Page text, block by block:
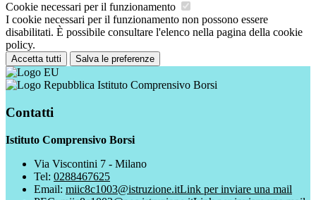
Cookie necessari per il funzionamento
I cookie necessari per il funzionamento non possono essere
disabilitati. È possibile consultare l'elenco nella pagina della cookie
policy.
Accetta tutti Salva le preferenze
Istituto Comprensivo Borsi
Contatti
Istituto Comprensivo Borsi
Via Viscontini 7 - Milano
Tel: 0288467625
Email: miic8c1003@istruzione.itLink per inviare una mail